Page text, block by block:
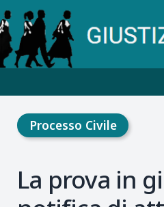
Processo Civile
La prova in